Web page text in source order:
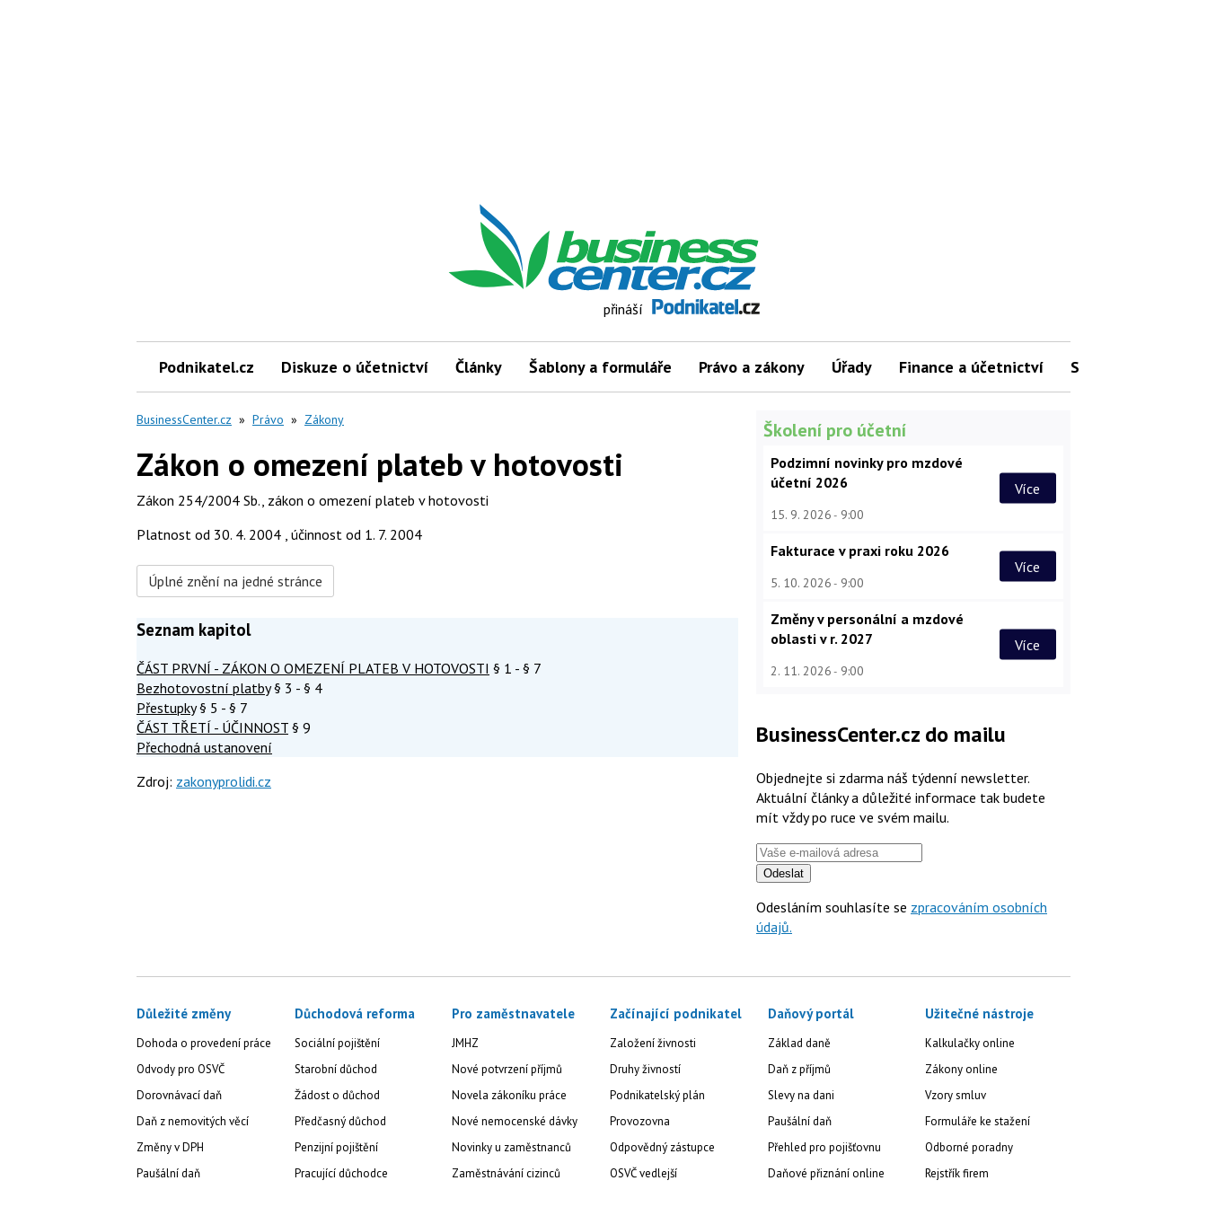
přináší
Podnikatel.cz Diskuze o účetnictví Články Šablony a formuláře Právo a zákony Úřady Finance a účetnictví Slovníček pojmů
BusinessCenter.cz » Právo » Zákony
Zákon o omezení plateb v hotovosti
Zákon 254/2004 Sb., zákon o omezení plateb v hotovosti
Platnost od 30. 4. 2004 , účinnost od 1. 7. 2004
Úplné znění na jedné stránce
Seznam kapitol
ČÁST PRVNÍ - ZÁKON O OMEZENÍ PLATEB V HOTOVOSTI § 1 - § 7
Bezhotovostní platby § 3 - § 4
Přestupky § 5 - § 7
ČÁST TŘETÍ - ÚČINNOST § 9
Přechodná ustanovení
Zdroj: zakonyprolidi.cz
Školení pro účetní
Podzimní novinky pro mzdové
účetní 2026
15. 9. 2026 9:00
Více
Fakturace v praxi roku 2026
5. 10. 2026 9:00
Více
Změny v personální a mzdové
oblasti v r. 2027
2. 11. 2026 9:00
Více
BusinessCenter.cz do mailu
Objednejte si zdarma náš týdenní newsletter.
Aktuální články a důležité informace tak budete
mít vždy po ruce ve svém mailu.
Odeslat
Odesláním souhlasíte se zpracováním osobních
údajů.
Důležité změny
Dohoda o provedení práce
Odvody pro OSVČ
Dorovnávací daň
Daň z nemovitých věcí
Změny v DPH
Paušální daň
Důchodová reforma
Sociální pojištění
Starobní důchod
Žádost o důchod
Předčasný důchod
Penzijní pojištění
Pracující důchodce
Pro zaměstnavatele
JMHZ
Nové potvrzení příjmů
Novela zákoníku práce
Nové nemocenské dávky
Novinky u zaměstnanců
Zaměstnávání cizinců
Začínající podnikatel
Založení živnosti
Druhy živností
Podnikatelský plán
Provozovna
Odpovědný zástupce
OSVČ vedlejší
Daňový portál
Základ daně
Daň z příjmů
Slevy na dani
Paušální daň
Přehled pro pojišťovnu
Daňové přiznání online
Užitečné nástroje
Kalkulačky online
Zákony online
Vzory smluv
Formuláře ke stažení
Odborné poradny
Rejstřík firem